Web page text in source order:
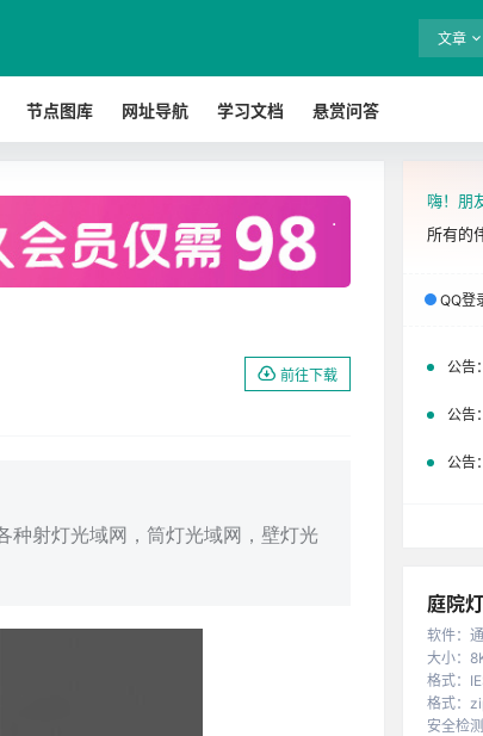
文章
节点图库 网址导航 学习文档 悬赏问答
. 全站终身免费下载！ 立即开
前往下载
种射灯光域网，筒灯光域网，壁灯光
嗨！朋
所有的
QQ登
公告：
公告：
公告：
庭院
软件：
大小：
格式：
格式：
安全检测